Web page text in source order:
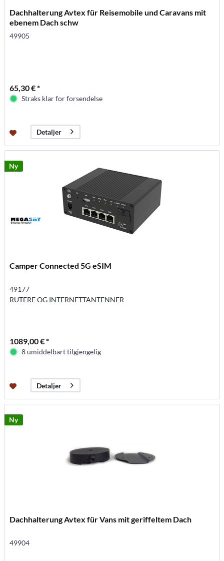
Dachhalterung Avtex für Reisemobile und Caravans mit
ebenem Dach schw
49905
65,30 € *
Straks klar for forsendelse
Detaljer
Ny
Camper Connected 5G eSIM
49177
RUTERE OG INTERNETTANTENNER
1089,00 € *
8 umiddelbart tilgjengelig
Detaljer
Ny
Dachhalterung Avtex für Vans mit geriffeltem Dach
49904